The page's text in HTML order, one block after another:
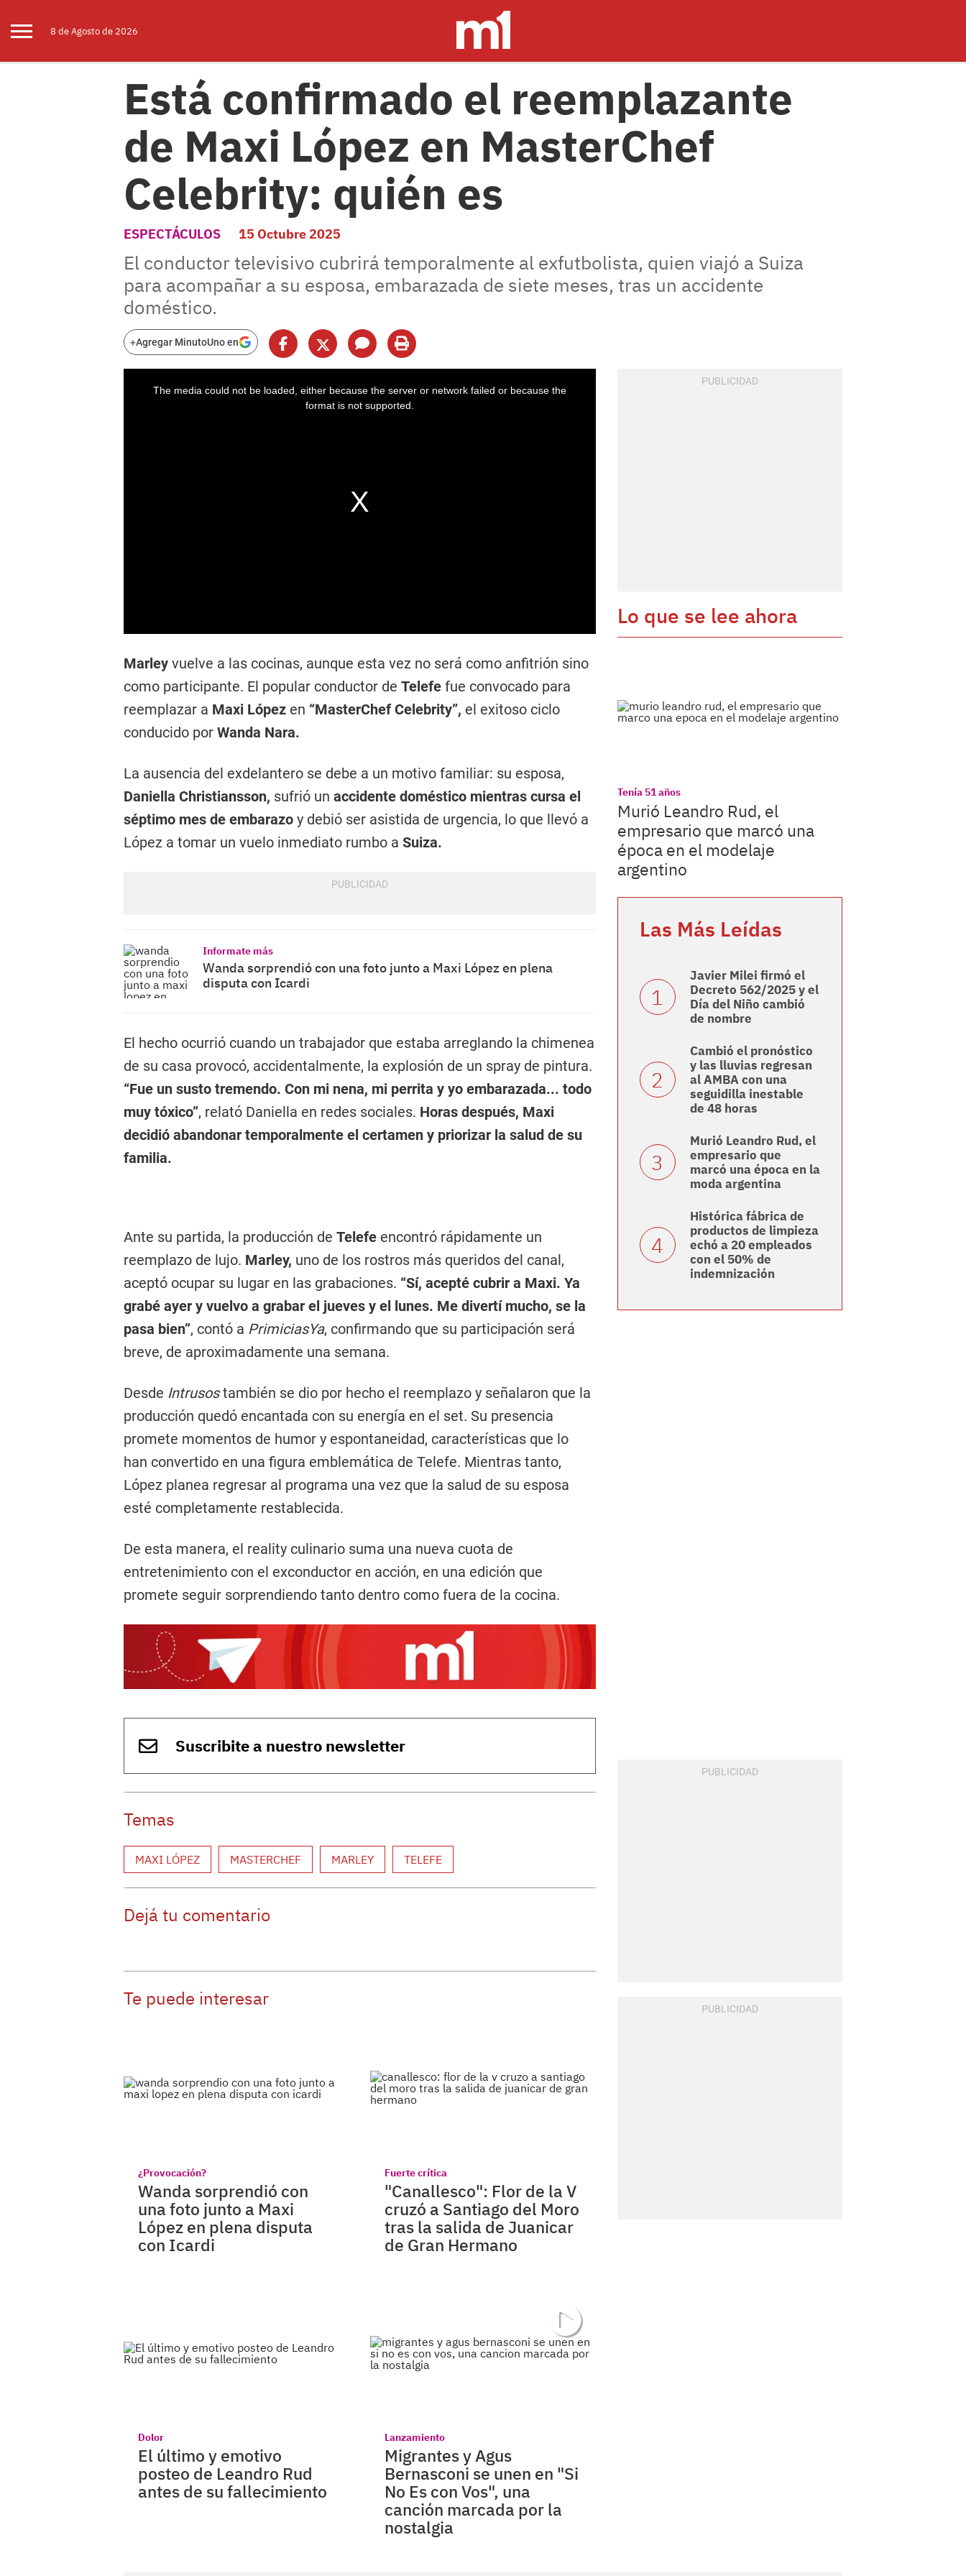
8 deAgostode 2026
Está confirmado el reemplazante
de Maxi López en MasterChef
Celebrity: quién es
ESPECTÁCULOS 15 Octubre 2025
El conductor televisivo cubrirá temporalmente al exfutbolista, quien viajó a Suiza
para acompañar a su esposa, embarazada de siete meses, tras un accidente
doméstico.
+Agregar MinutoUno en
The media could not be loaded, either because the server or network failed or because the
format is not supported.
Marley vuelve a las cocinas, aunque esta vez no será como anfitrión sino
como participante. El popular conductor de Telefe fue convocado para
reemplazar a Maxi López en “MasterChef Celebrity”, el exitoso ciclo
conducido por Wanda Nara.
La ausencia del exdelantero se debe a un motivo familiar: su esposa,
Daniella Christiansson, sufrió un accidente doméstico mientras cursa el
séptimo mes de embarazo y debió ser asistida de urgencia, lo que llevó a
López a tomar un vuelo inmediato rumbo a Suiza.
Informate más
Wanda sorprendió con una foto junto a Maxi López en plena
disputa con Icardi
El hecho ocurrió cuando un trabajador que estaba arreglando la chimenea
de su casa provocó, accidentalmente, la explosión de un spray de pintura.
“Fue un susto tremendo. Con mi nena, mi perrita y yo embarazada... todo
muy tóxico”, relató Daniella en redes sociales. Horas después, Maxi
decidió abandonar temporalmente el certamen y priorizar la salud de su
familia.
Ante su partida, la producción de Telefe encontró rápidamente un
reemplazo de lujo. Marley, uno de los rostros más queridos del canal,
aceptó ocupar su lugar en las grabaciones. “Sí, acepté cubrir a Maxi. Ya
grabé ayer y vuelvo a grabar el jueves y el lunes. Me divertí mucho, se la
pasa bien”, contó a PrimiciasYa, confirmando que su participación será
breve, de aproximadamente una semana.
Desde Intrusostambién se dio por hecho el reemplazo y señalaron que la
producción quedó encantada con su energía en el set. Su presencia
promete momentos de humor y espontaneidad, características que lo
han convertido en una figura emblemática de Telefe. Mientras tanto,
López planea regresar al programa una vez que la salud de su esposa
esté completamente restablecida.
De esta manera, el reality culinario suma una nueva cuota de
entretenimiento con el exconductor en acción, en una edición que
promete seguir sorprendiendo tanto dentro como fuera de la cocina.
Suscribite a nuestro newsletter
Temas
MAXI LÓPEZ MASTERCHEF MARLEY TELEFE
Dejá tu comentario
Te puede interesar
¿Provocación?
Wanda sorprendió con
una foto junto a Maxi
López en plena disputa
con Icardi
Fuerte crítica
"Canallesco": Flor de la V
cruzó a Santiago del Moro
tras la salida de Juanicar
de Gran Hermano
Dolor
El último y emotivo
posteo de Leandro Rud
antes de su fallecimiento
Lanzamiento
Migrantes y Agus
Bernasconi se unen en "Si
No Es con Vos", una
canción marcada por la
nostalgia
Lo que se lee ahora
Tenía 51 años
Murió Leandro Rud, el
empresario que marcó una
época en el modelaje
argentino
Las Más Leídas
Javier Milei firmó el
Decreto 562/2025 y el
Día del Niño cambió
de nombre
Cambió el pronóstico
y las lluvias regresan
al AMBA con una
seguidilla inestable
de 48 horas
Murió Leandro Rud, el
empresario que
marcó una época en la
moda argentina
Histórica fábrica de
productos de limpieza
echó a 20 empleados
con el 50% de
indemnización